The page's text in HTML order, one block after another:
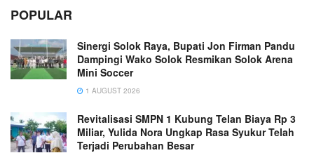
POPULAR
Sinergi Solok Raya, Bupati Jon Firman Pandu
Dampingi Wako Solok Resmikan Solok Arena
Mini Soccer
1 AUGUST 2026
Revitalisasi SMPN 1 Kubung Telan Biaya Rp 3
Miliar, Yulida Nora Ungkap Rasa Syukur Telah
Terjadi Perubahan Besar